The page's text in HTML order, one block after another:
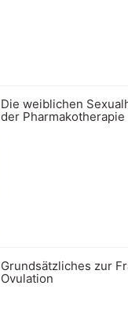
Die weiblichen
der Pharmakotherapie
Grundsätzliches zur
Ovulation